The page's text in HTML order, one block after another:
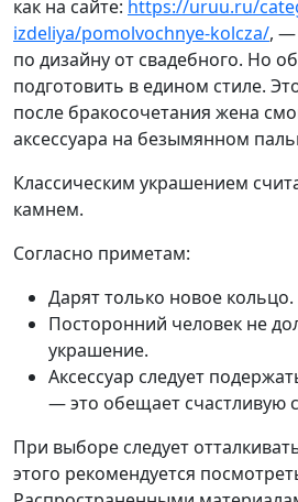
как на сайте: https://uruu.ru/
izdeliya/pomolvochnye-kolcza/, —
по дизайну от свадебного. Но
подготовить в едином стиле.
после бракосочетания жена
аксессуара на безымянном
Классическим украшением
камнем.
Согласно приметам:
Дарят только новое кольцо.
Посторонний человек не
украшение.
Аксессуар следует
— это обещает счастливую
При выборе следует
этого рекомендуется